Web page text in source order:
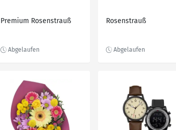
Premium Rosenstrauß Rosenstrauß